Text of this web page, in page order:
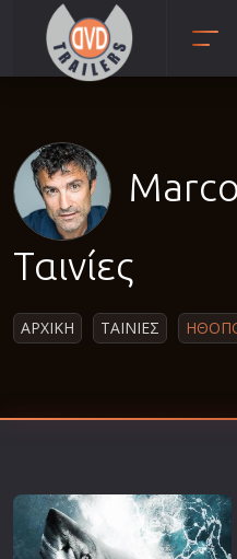
Ταινίες
ΑΡΧΙΚΗ ΤΑΙΝΙΕΣ